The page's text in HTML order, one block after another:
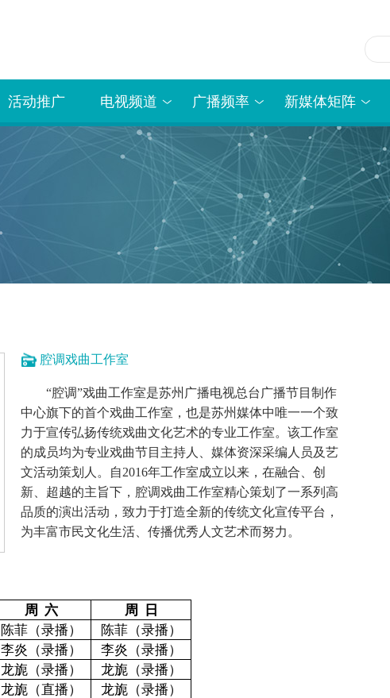
活动推广 电视频道 广播频率 新媒体矩阵
腔调戏曲工作室
“腔调”戏曲工作室是苏州广播电视总台广播节目制作
中心旗下的首个戏曲工作室，也是苏州媒体中唯一一个致
力于宣传弘扬传统戏曲文化艺术的专业工作室。该工作室
的成员均为专业戏曲节目主持人、媒体资深采编人员及艺
文活动策划人。自2016年工作室成立以来，在融合、创
新、超越的主旨下，腔调戏曲工作室精心策划了一系列高
品质的演出活动，致力于打造全新的传统文化宣传平台，
为丰富市民文化生活、传播优秀人文艺术而努力。
周 六 周 日
陈菲（录播） 陈菲（录播）
李炎（录播）
李炎（录播）
龙旎（录播）
龙旎（录播）
龙旎（直播）
龙旎（录播）